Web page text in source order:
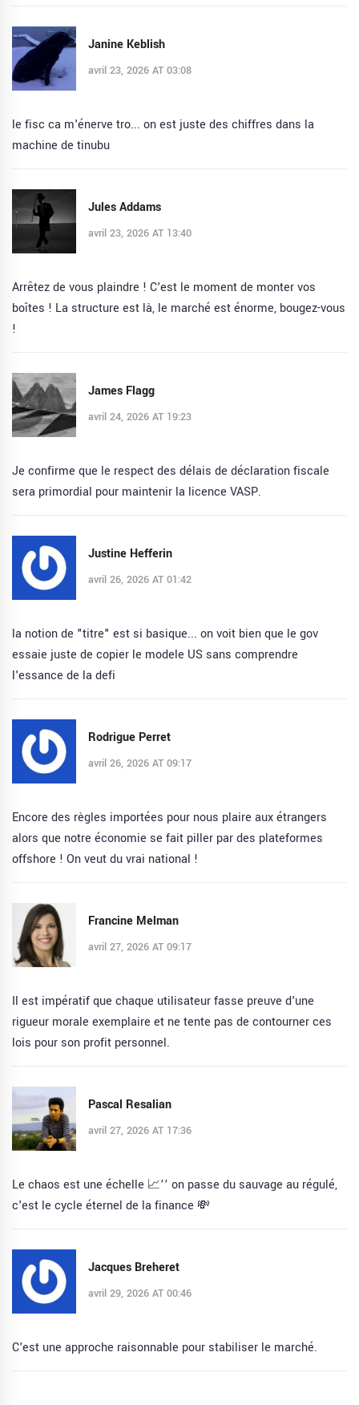
Janine Keblish
avril 23, 2026 AT 03:08
le fisc ca m'énerve tro... on est juste des chiffres dans la
machine de tinubu
Jules Addams
avril 23, 2026 AT 13:40
Arrêtez de vous plaindre ! C'est le moment de monter vos
boîtes ! La structure est là, le marché est énorme, bougez-vous
!
James Flagg
avril 24, 2026 AT 19:23
Je confirme que le respect des délais de déclaration fiscale
sera primordial pour maintenir la licence VASP.
Justine Hefferin
avril 26, 2026 AT 01:42
la notion de "titre" est si basique... on voit bien que le gov
essaie juste de copier le modele US sans comprendre
l'essance de la defi
Rodrigue Perret
avril 26, 2026 AT 09:17
Encore des règles importées pour nous plaire aux étrangers
alors que notre économie se fait piller par des plateformes
offshore ! On veut du vrai national !
Francine Melman
avril 27, 2026 AT 09:17
Il est impératif que chaque utilisateur fasse preuve d'une
rigueur morale exemplaire et ne tente pas de contourner ces
lois pour son profit personnel.
Pascal Resalian
avril 27, 2026 AT 17:36
Le chaos est une échelle 📈’’ on passe du sauvage au régulé,
c'est le cycle éternel de la finance 💸
Jacques Breheret
avril 29, 2026 AT 00:46
C'est une approche raisonnable pour stabiliser le marché.